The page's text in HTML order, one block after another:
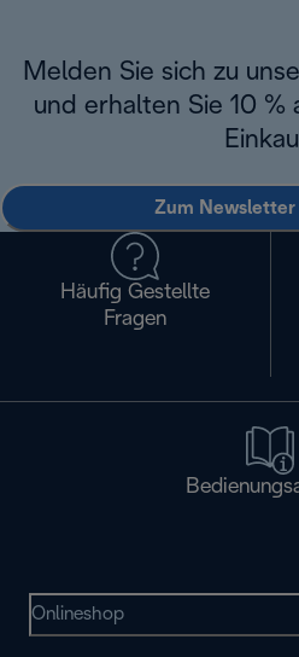
Melden Sie sich zu
und erhalten Sie 10 %
Zum Newsletter
Häufig Gestellte
Fragen
Onlineshop